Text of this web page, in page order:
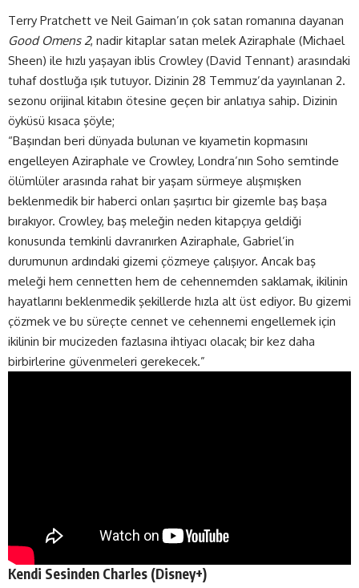
Terry Pratchett ve Neil Gaiman’ın çok satan romanına dayanan
Good Omens 2, nadir kitaplar satan melek Aziraphale (Michael
Sheen) ile hızlı yaşayan iblis Crowley (David Tennant) arasındaki
tuhaf dostluğa ışık tutuyor. Dizinin 28 Temmuz’da yayınlanan 2.
sezonu orijinal kitabın ötesine geçen bir anlatıya sahip. Dizinin
öyküsü kısaca şöyle;
“Başından beri dünyada bulunan ve kıyametin kopmasını
engelleyen Aziraphale ve Crowley, Londra’nın Soho semtinde
ölümlüler arasında rahat bir yaşam sürmeye alışmışken
beklenmedik bir haberci onları şaşırtıcı bir gizemle baş başa
bırakıyor. Crowley, baş meleğin neden kitapçıya geldiği
konusunda temkinli davranırken Aziraphale, Gabriel’in
durumunun ardındaki gizemi çözmeye çalışıyor. Ancak baş
meleği hem cennetten hem de cehennemden saklamak, ikilinin
hayatlarını beklenmedik şekillerde hızla alt üst ediyor. Bu gizemi
çözmek ve bu süreçte cennet ve cehennemi engellemek için
ikilinin bir mucizeden fazlasına ihtiyacı olacak; bir kez daha
birbirlerine güvenmeleri gerekecek.”
Kendi Sesinden Charles (Disney+)